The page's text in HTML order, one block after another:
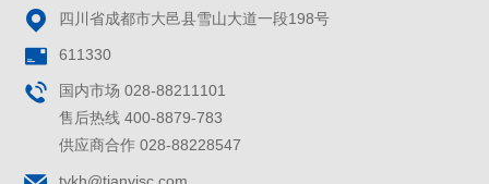
 四川省成都市大邑县雪山大道一段198号
 611330

国内市场 028-88211101
售后热线 400-8879-783
供应商合作 028-88228547